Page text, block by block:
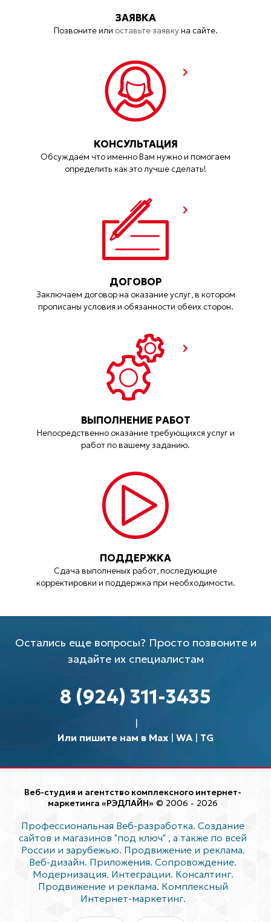
ЗАЯВКА
Позвоните или оставьте заявкуна сайте.
КОНСУЛЬТАЦИЯ
Обсуждаем что именно Вам нужно и помогаем
определить как это лучше сделать!
ДОГОВОР
Заключаем договор на оказание услуг, в котором
прописаны условия и обязанности обеих сторон.
ВЫПОЛНЕНИЕ РАБОТ
Непосредственно оказание требующихся услуг и
работ по вашему заданию.
ПОДДЕРЖКА
Сдача выполненых работ, последующие
корректировки и поддержка при необходимости.
Остались еще вопросы? Просто позвоните и
задайте их специалистам
8 (924) 311-3435
Или пишите нам в Max| WA| TG
Веб-студия и агентство комплексного интернет-
маркетинга «РЭДЛАЙН» © 2006 - 2026
Профессиональная Веб-разработка. Создание
сайтов и магазинов "под ключ" , а также по всей
России и зарубежью. Продвижение и реклама.
Веб-дизайн. Приложения. Сопровождение.
Модернизация. Интеграции. Консалтинг.
Продвижение и реклама. Комплексный
Интернет-маркетинг.